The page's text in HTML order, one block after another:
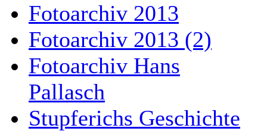
Fotoarchiv 2013
Fotoarchiv 2013 (2)
Fotoarchiv Hans
Pallasch
Stupferichs Geschichte